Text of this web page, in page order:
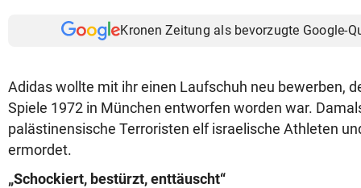
Kronen Zeitung als bevorzugte Google-
Adidas wollte mit ihr einen Laufschuh neu bewerben,
Spiele 1972 in München entworfen worden war.
palästinensische Terroristen elf israelische Athleten
ermordet.
„Schockiert, bestürzt, enttäuscht“